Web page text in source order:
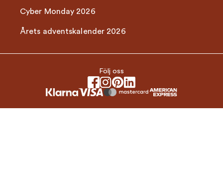
Cyber Monday 2026
Årets adventskalender 2026
Följ oss